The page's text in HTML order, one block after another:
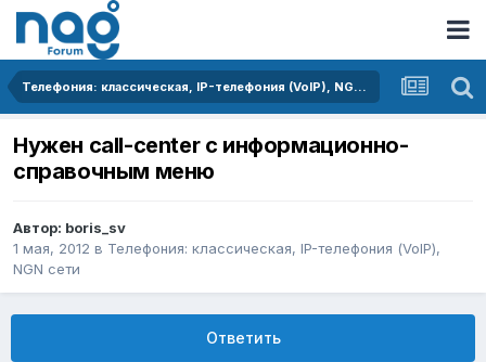
Телефония: классическая, IP-телефония (VoIP), NGN сети
Нужен call-center с информационно-
справочным меню
Автор: boris_sv
1 мая, 2012 в Телефония: классическая, IP-телефония (VoIP),
NGN сети
Ответить